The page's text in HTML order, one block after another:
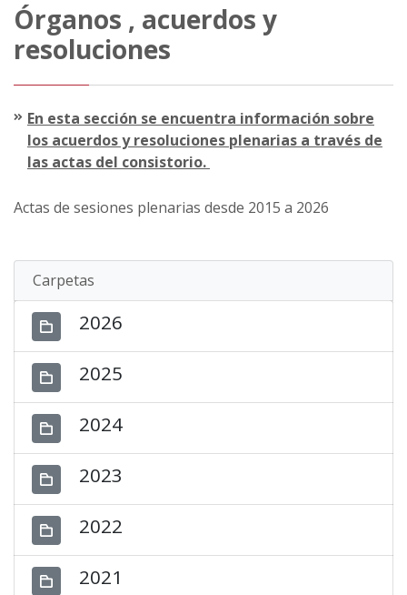
Órganos , acuerdos y
resoluciones
En esta sección se encuentra información sobre
los acuerdos y resoluciones plenarias a través de
las actas del consistorio.
Actas de sesiones plenarias desde 2015 a 2026
Carpetas
2026
2025
2024
2023
2022
2021